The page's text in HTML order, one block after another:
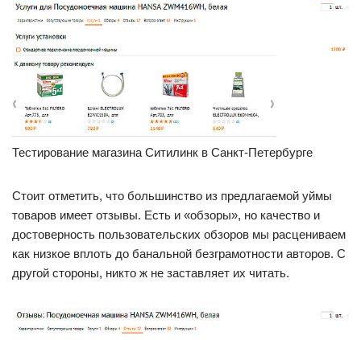
Тестирование магазина Ситилинк в Санкт-Петербурге
Стоит отметить, что большинство из предлагаемой уймы
товаров имеет отзывы. Есть и «обзоры», но качество и
достоверность пользовательских обзоров мы расцениваем
как низкое вплоть до банальной безграмотности авторов. С
другой стороны, никто ж не заставляет их читать.